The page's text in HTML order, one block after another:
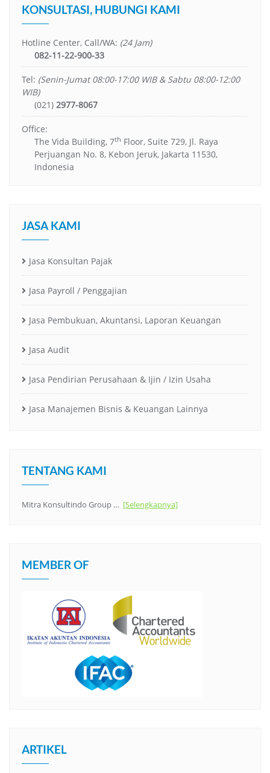
KONSULTASI, HUBUNGI KAMI
Hotline Center, Call/WA: (24 Jam)
082-11-22-900-33
Tel: (Senin-Jumat 08:00-17:00 WIB & Sabtu 08:00-12:00
WIB)
(021) 2977-8067
Office:
The Vida Building, 7th Floor, Suite 729, Jl. Raya
Perjuangan No. 8, Kebon Jeruk, Jakarta 11530,
Indonesia
JASA KAMI
Jasa Konsultan Pajak
Jasa Payroll / Penggajian
Jasa Pembukuan, Akuntansi, Laporan Keuangan
Jasa Audit
Jasa Pendirian Perusahaan & Ijin / Izin Usaha
Jasa Manajemen Bisnis & Keuangan Lainnya
TENTANG KAMI
Mitra Konsultindo Group … [Selengkapnya]
MEMBER OF
ARTIKEL